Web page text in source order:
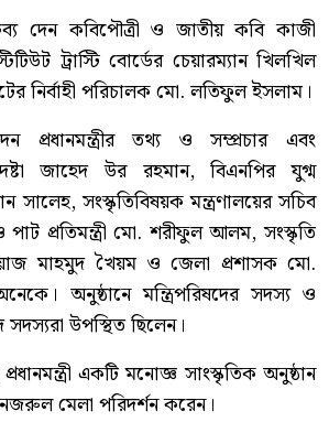
দেন কবিপৌত্রী ও জাতীয় কবি কাজী
ট্রাস্টি বোর্ডের চেয়ারম্যান খিলখিল
নির্বাহী পরিচালক মো. লতিফুল ইসলাম।
প্রধানমন্ত্রীর তথ্য ও সম্প্রচার এবং
জাহেদ উর রহমান, বিএনপির যুগ্ম
সালেহ, সংস্কৃতিবিষয়ক মন্ত্রণালয়ের সচিব
পাট প্রতিমন্ত্রী মো. শরীফুল আলম, সংস্কৃতি
মাহমুদ খৈয়ম ও জেলা প্রশাসক মো.
অনুষ্ঠানে মন্ত্রিপরিষদের সদস্য ও
উপস্থিত ছিলেন।
একটি মনোজ্ঞ সাংস্কৃতিক অনুষ্ঠান
মেলা পরিদর্শন করেন।